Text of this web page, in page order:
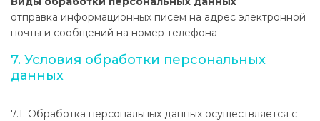
отправка информационных писем на адрес электронной
почты и сообщений на номер телефона
7. Условия обработки персональных
данных
7.1. Обработка персональных данных осуществляется с